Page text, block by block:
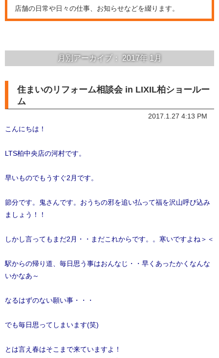
店舗の日常や日々の仕事、お知らせなどを綴ります。
月別アーカイブ： 2017年 1月
住まいのリフォーム相談会 in LIXIL柏ショールー
ム
2017.1.27 4:13 PM
こんにちは！
LTS柏中央店の河村です。
早いものでもうすぐ2月です。
節分です。鬼さんです。おうちの邪を追い払って福を沢山呼び込み
ましょう！！
しかし言ってもまだ2月・・まだこれからです。。寒いですよね＞＜
駅からの帰り道、毎日思う事はおんなじ・・早くあったかくなんな
いかなあ～
なるはずのない願い事・・・
でも毎日思ってしまいます(笑)
とは言え春はそこまで来ていますよ！